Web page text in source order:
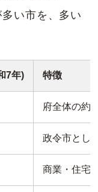
い市を、多い
7年) 特徴
府全体の約
政令市とし
商業・住宅